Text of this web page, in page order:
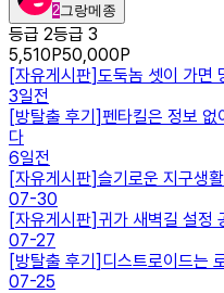
2그랑메종
등급 2등급 3
5,510P50,000P
[자유게시판]도둑놈 셋이 가면
3일전
[방탈출 후기]펜타킬은 정보 없
다
6일전
[자유게시판]슬기로운 지구생
07-30
[자유게시판] 귀가 새벽길 설정
07-27
[방탈출 후기] 디스트로이드는
07-25